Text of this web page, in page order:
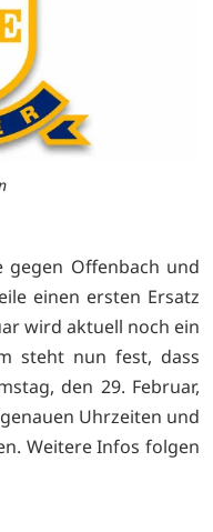
gegen Offenbach und
einen ersten Ersatz
wird aktuell noch ein
steht nun fest, dass
den 29. Februar,
Uhrzeiten und
Weitere Infos folgen